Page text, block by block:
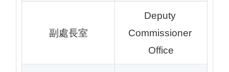
副處長室
Deputy
Commissioner
Office